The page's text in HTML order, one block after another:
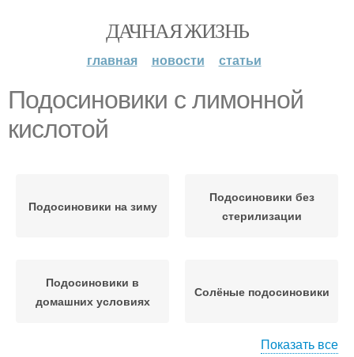
ДАЧНАЯ ЖИЗНЬ
главная новости статьи
Подосиновики с лимонной
кислотой
Подосиновики на зиму
Подосиновики без
стерилизации
Подосиновики в
домашних условиях
Солёные подосиновики
Показать все